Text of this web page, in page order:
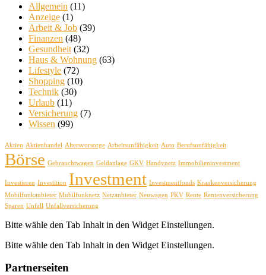
Allgemein (11)
Anzeige (1)
Arbeit & Job (39)
Finanzen (48)
Gesundheit (32)
Haus & Wohnung (63)
Lifestyle (72)
Shopping (10)
Technik (30)
Urlaub (11)
Versicherung (7)
Wissen (99)
Aktien Aktienhandel Altersvorsorge Arbeitsunfähigkeit Auto Berufsunfähigkeit
Börse Gebrauchtwagen Geldanlage GKV Handynetz Immobilieninvestment
Investieren Investition Investment Investmentfonds Krankenversicherung
Mobilfunkanbieter Mubilfunknetz Netzanbieter Neuwagen PKV Rente Rentenversicherung
Sparen Unfall Unfallversicherung
Bitte wähle den Tab Inhalt in den Widget Einstellungen.
Bitte wähle den Tab Inhalt in den Widget Einstellungen.
Partnerseiten